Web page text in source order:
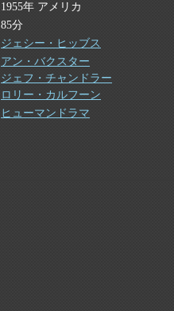
1955年 アメリカ
85分
ジェシー・ヒッブス
アン・バクスター
ジェフ・チャンドラー
ロリー・カルフーン
ヒューマンドラマ